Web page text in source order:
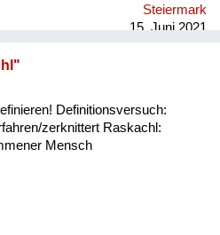
Steiermark
15. Juni 2021
Definitionsversuch:
zerknittert Raskachl:
Mensch